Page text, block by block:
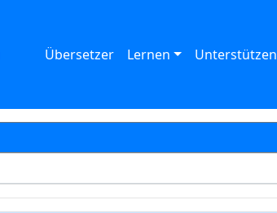
Übersetzer Lernen Unterstützen